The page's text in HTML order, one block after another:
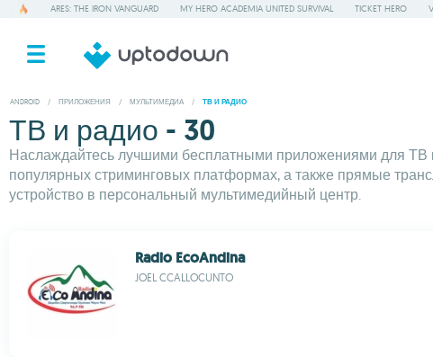
ARES: THE IRON VANGUARD MY HERO ACADEMIA UNITED SURVIVAL TICKET HERO
ANDROID / ПРИЛОЖЕНИЯ / МУЛЬТИМЕДИА / ТВ И РАДИО
ТВ и радио - 30
Наслаждайтесь лучшими бесплатными приложениями для ТВ
популярных стриминговых платформах, а также прямые
устройство в персональный мультимедийный центр.
Radio EcoAndina
JOEL CCALLOCUNTO